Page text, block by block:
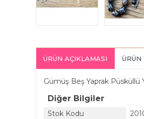
ÜRÜN AÇIKLAMASI ÜRÜN
Gümüş Beş Yaprak Püsküllü
Diğer Bilgiler
Stok Kodu